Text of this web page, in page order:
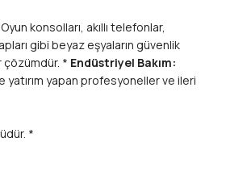
Oyun konsolları, akıllı telefonlar,
gibi beyaz eşyaların güvenlik
çözümdür. * Endüstriyel Bakım:
yatırım yapan profesyoneller ve ileri
*